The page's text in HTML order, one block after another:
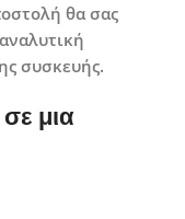
θα σας
συσκευής.
μια